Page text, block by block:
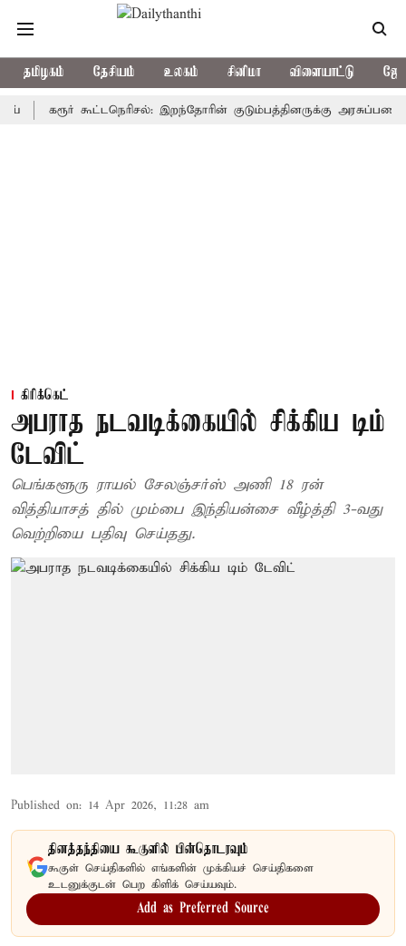
தமிழகம் தேசியம் உலகம் சினிமா விளையாட்டு
கரூர் கூட்டநெரிசல்: இறந்தோரின் குடும்பத்தினருக்கு அரசுப்பணி
கிரிக்கெட்
அபராத நடவடிக்கையில் சிக்கிய டிம்
டேவிட்
பெங்களூரு ராயல் சேலஞ்சர்ஸ் அணி 18 ரன்
வித்தியாசத் தில் மும்பை இந்தியன்சை வீழ்த்தி 3-வது
வெற்றியை பதிவு செய்தது.
Published on: 14 Apr 2026, 11:28 am
தினத்தந்தியை கூகுளில் பின்தொடரவும்
கூகுள் செய்திகளில் எங்களின் முக்கியச் செய்திகளை
உடனுக்குடன் பெற கிளிக் செய்யவும்.
Add as Preferred Source